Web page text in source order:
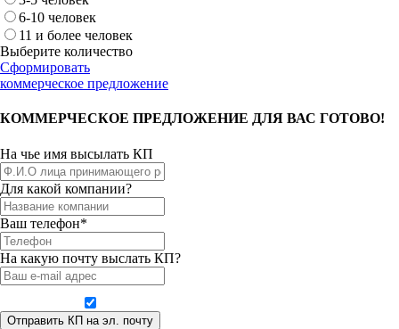
6-10 человек
11 и более человек
Выберите количество
Сформировать
коммерческое предложение
КОММЕРЧЕСКОЕ ПРЕДЛОЖЕНИЕ ДЛЯ ВАС ГОТОВО!
На чье имя высылать КП
Для какой компании?
Ваш телефон*
На какую почту выслать КП?